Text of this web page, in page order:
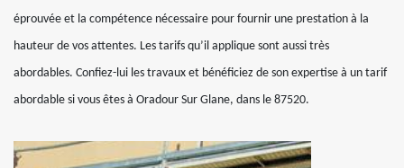
éprouvée et la compétence nécessaire pour fournir une prestation à la
hauteur de vos attentes. Les tarifs qu’il applique sont aussi très
abordables. Confiez-lui les travaux et bénéficiez de son expertise à un tarif
abordable si vous êtes à Oradour Sur Glane, dans le 87520.